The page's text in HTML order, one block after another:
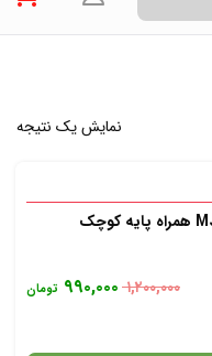
نمایش یک نتیجه
۱,۲۰۰,۰۰۰ ۹۹۰,۰۰۰ تومان